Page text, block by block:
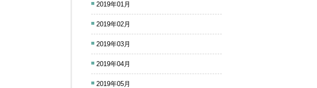
2019年01月
2019年02月
2019年03月
2019年04月
2019年05月